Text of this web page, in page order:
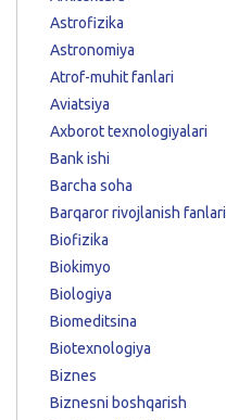
Astrofizika
Astronomiya
Atrof-muhit fanlari
Aviatsiya
Axborot texnologiyalari
Bank ishi
Barcha soha
Barqaror rivojlanish fanlari
Biofizika
Biokimyo
Biologiya
Biomeditsina
Biotexnologiya
Biznes
Biznesni boshqarish